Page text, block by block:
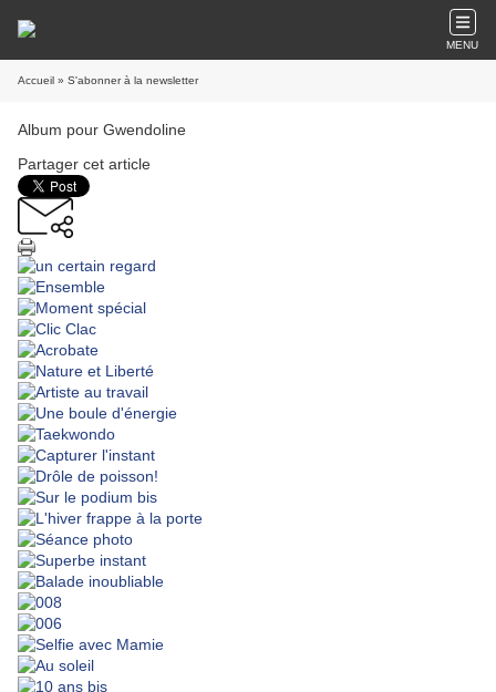
MENU
Accueil » S'abonner à la newsletter
Album pour Gwendoline
Partager cet article